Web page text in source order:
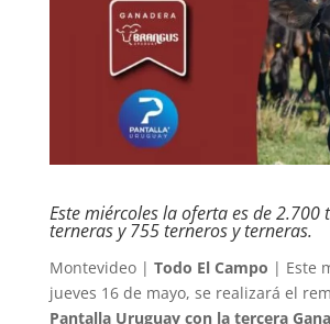
Este miércoles la oferta es de 2.700
terneras y 755 terneros y terneras.
Montevideo | Todo El Campo | Este
jueves 16 de mayo, se realizará el
Pantalla Uruguay con la tercera